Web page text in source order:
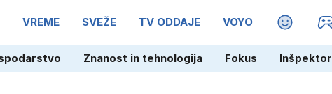
VREME SVEŽE TV ODDAJE VOYO MAGAZIN
Znanost in tehnologija Fokus Inšpektor
jim može čim prej ubijejo